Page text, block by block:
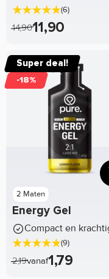
(6)
14,9011,90
Super deal!
-18%
2 Maten
Energy Gel
Compact en
(9)
2,19vanaf1,79